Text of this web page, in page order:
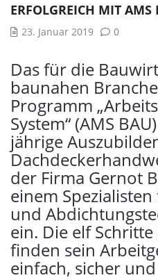
ERFOLGREICH MIT AMS
23. Januar 2019 0
Das für die
baunahen
Programm
System“ (AMS
jährige
der Firma Gernot
einem
und
ein. Die elf
finden sein
einfach, sicher